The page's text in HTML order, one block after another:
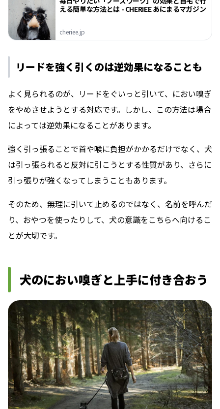
える簡単な方法とは - CHERIEE あにまるマガジン
cheriee.jp
リードを強く引くのは逆効果になることも
よく見られるのが、リードをぐいっと引いて、におい嗅ぎ
をやめさせようとする対応です。しかし、この方法は場合
によっては逆効果になることがあります。
強く引っ張ることで首や喉に負担がかかるだけでなく、犬
は引っ張られると反対に引こうとする性質があり、さらに
引っ張りが強くなってしまうこともあります。
そのため、無理に引いて止めるのではなく、名前を呼んだ
り、おやつを使ったりして、犬の意識をこちらへ向けるこ
とが大切です。
犬のにおい嗅ぎと上手に付き合おう